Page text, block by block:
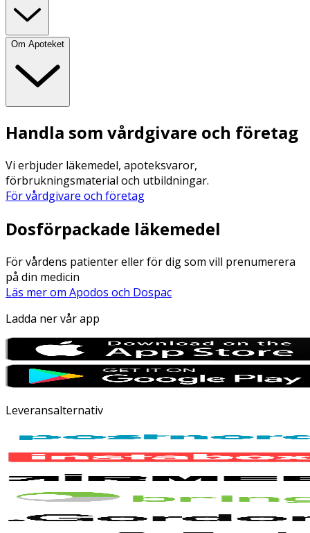
Om Apoteket
Handla som vårdgivare och företag
Vi erbjuder läkemedel, apoteksvaror,
förbrukningsmaterial och utbildningar.
För vårdgivare och företag
Dosförpackade läkemedel
För vårdens patienter eller för dig som vill prenumerera
på din medicin
Läs mer om Apodos och Dospac
Ladda ner vår app
Leveransalternativ